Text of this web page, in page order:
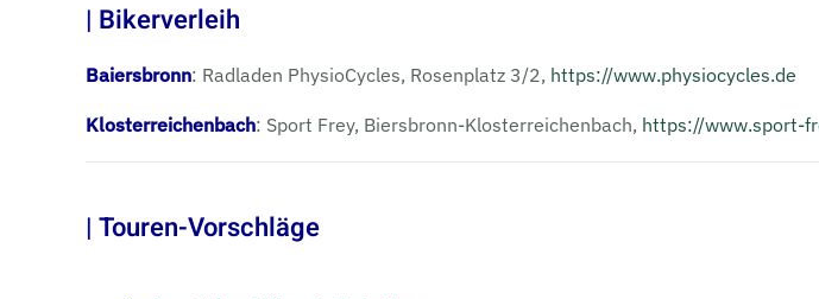
| Bikerverleih
Baiersbronn: Radladen PhysioCycles, Rosenplatz 3/2, https://www.physiocycles.de
Klosterreichenbach: Sport Frey, Biersbronn-Klosterreichenbach, https://www.sport-
| Touren-Vorschläge